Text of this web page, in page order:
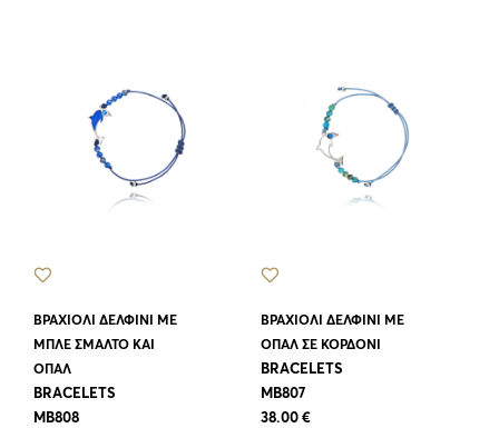
ΒΡΑΧΙΟΛΙ ΔΕΛΦΙΝΙ ΜΕ
ΜΠΛΕ ΣΜΑΛΤΟ ΚΑΙ
ΟΠΑΛ
BRACELETS
MB808
ΒΡΑΧΙΟΛΙ ΔΕΛΦΙΝΙ ΜΕ
ΟΠΑΛ ΣΕ ΚΟΡΔΟΝΙ
BRACELETS
MB807
38.00 €